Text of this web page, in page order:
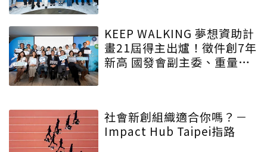
球ESG浪潮
KEEP WALKING 夢想資助計
畫21屆得主出爐！徵件創7年
新高 國發會副主委、重量級
社會新創組織適合你嗎？－
Impact Hub Taipei指路